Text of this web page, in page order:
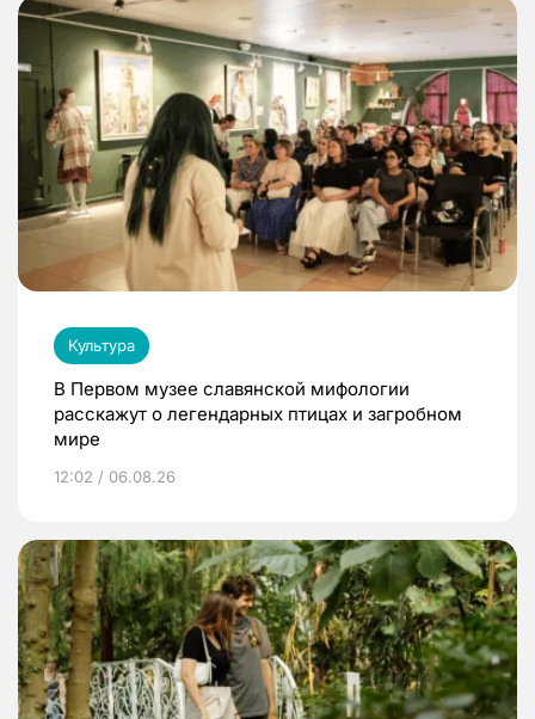
Культура
В Первом музее славянской мифологии
расскажут о легендарных птицах и загробном
мире
12:02 / 06.08.26